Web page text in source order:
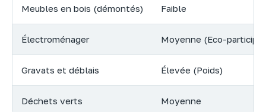
Meubles en bois (démontés) Faible
Électroménager Moyenne (Eco-
Gravats et déblais Élevée (Poids)
Déchets verts Moyenne